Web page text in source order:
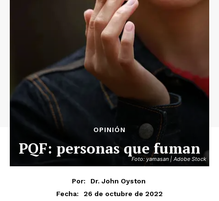
Foto: yamasan | Adobe Stock
OPINIÓN
PQF: personas que fuman
Por:
Dr. John Oyston
Fecha:
26 de octubre de 2022